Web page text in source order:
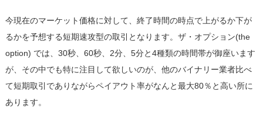
今現在のマーケット価格に対して、終了時間の時点で上がるか下が
るかを予想する短期速攻型の取引となります。ザ・オプション(the
option) では、30秒、60秒、2分、5分と4種類の時間帯が御座います
が、その中でも特に注目して欲しいのが、他のバイナリー業者比べ
て短期取引でありながらペイアウト率がなんと最大80％と高い所に
あります。